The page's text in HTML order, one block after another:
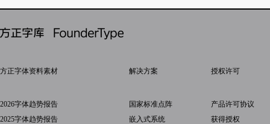
方正字体资料素材
2026字体趋势报告
2025字体趋势报告
解决方案
国家标准点阵
嵌入式系统
授权许可
产品许可协议
获得授权